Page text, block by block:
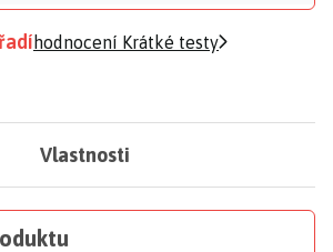
hodnocení Krátké testy
Vlastnosti